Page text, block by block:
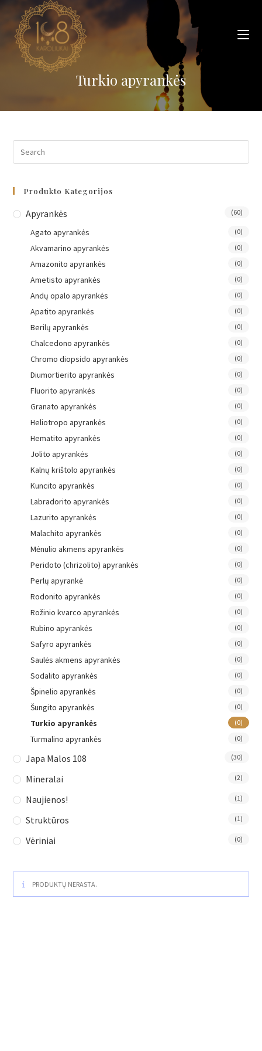
Skip
content
Turkio apyrankės
PRODUKTŲ NERASTA.
Produkto Kategorijos
Apyrankės (60)
Agato apyrankės (0)
Akvamarino apyrankės (0)
Amazonito apyrankės (0)
Ametisto apyrankės (0)
Andų opalo apyrankės (0)
Apatito apyrankės (0)
Berilų apyrankės (0)
Chalcedono apyrankės (0)
Chromo diopsido apyrankės (0)
Diumortierito apyrankės (0)
Fluorito apyrankės (0)
Granato apyrankės (0)
Heliotropo apyrankės (0)
Hematito apyrankės (0)
Jolito apyrankės (0)
Kalnų krištolo apyrankės (0)
Kuncito apyrankės (0)
Labradorito apyrankės (0)
Lazurito apyrankės (0)
Malachito apyrankės (0)
Mėnulio akmens apyrankės (0)
Peridoto (chrizolito) apyrankės (0)
Perlų apyrankė (0)
Rodonito apyrankės (0)
Rožinio kvarco apyrankės (0)
Rubino apyrankės (0)
Safyro apyrankės (0)
Saulės akmens apyrankės (0)
Sodalito apyrankės (0)
Špinelio apyrankės (0)
Šungito apyrankės (0)
Turkio apyrankės (0)
Turmalino apyrankės (0)
Japa Malos 108 (30)
Mineralai (2)
Naujienos! (1)
Struktūros (1)
Vėriniai (0)